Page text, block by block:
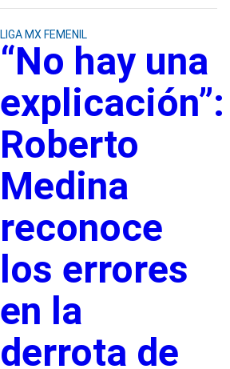
LIGA MX FEMENIL
“No hay una
explicación”:
Roberto
Medina
reconoce
los errores
en la
derrota de